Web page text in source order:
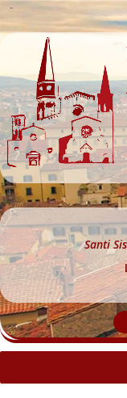
Skip
to
content
Santi